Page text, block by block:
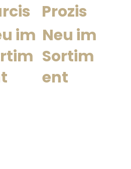
im
Prozis
Neu im
Sortim
ent